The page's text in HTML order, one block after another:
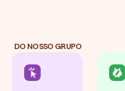
DO NOSSO GRUPO